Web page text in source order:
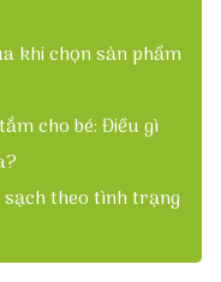
khi chọn sản phẩm
cho bé: Điều gì
theo tình trạng